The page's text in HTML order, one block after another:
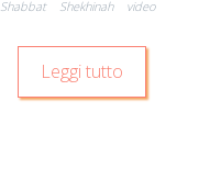
Shabbat Shekhinah video
Leggi tutto